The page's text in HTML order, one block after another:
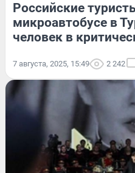
Российские
микроавтобусе в
человек в
7 августа, 2025, 15:49 2 242